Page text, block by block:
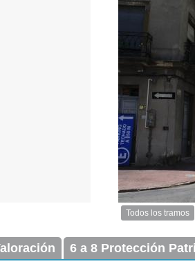
Imagen
tramo:
Maciel
Todos los tramos
6 a 8 Protección